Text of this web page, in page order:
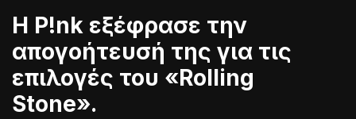
Η P!nk εξέφρασε την
απογοήτευσή της για τις
επιλογές του «Rolling
Stone».